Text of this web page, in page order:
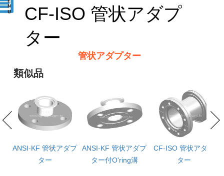
CF-ISO 管状アダプ
ター
管状アダプター
類似品
ANSI-KF 管状アダプ
ター
ANSI-KF 管状アダプ
ター付O'ring溝
CF-ISO 管状アダプ
ター